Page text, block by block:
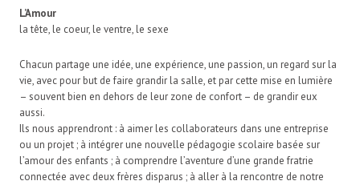
L’Amour
la tête, le coeur, le ventre, le sexe
Chacun partage une idée, une expérience, une passion, un regard sur la
vie, avec pour but de faire grandir la salle, et par cette mise en lumière
– souvent bien en dehors de leur zone de confort – de grandir eux
aussi.
Ils nous apprendront : à aimer les collaborateurs dans une entreprise
ou un projet ; à intégrer une nouvelle pédagogie scolaire basée sur
l’amour des enfants ; à comprendre l’aventure d’une grande fratrie
connectée avec deux frères disparus ; à aller à la rencontre de notre